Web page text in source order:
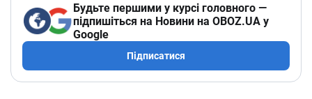
Будьте першими у курсі головного —
підпишіться на Новини на OBOZ.UA у
Google
Підписатися